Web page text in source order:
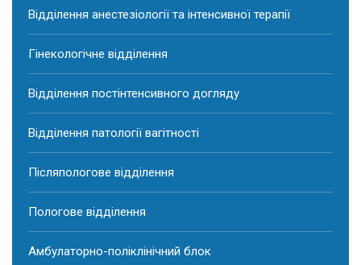
Відділення анестезіології та інтенсивної терапії
Гінекологічне відділення
Відділення постінтенсивного догляду
Відділення патології вагітності
Післяпологове відділення
Пологове відділення
Амбулаторно-поліклінічний блок